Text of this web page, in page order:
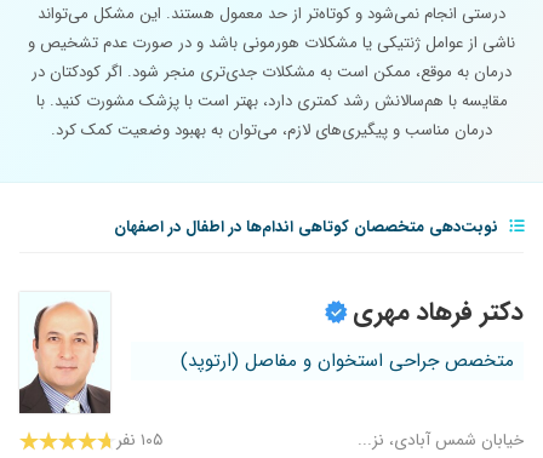
درستی انجام نمی‌شود و کوتاه‌تر از حد معمول هستند. این مشکل می‌تواند
ناشی از عوامل ژنتیکی یا مشکلات هورمونی باشد و در صورت عدم تشخیص و
درمان به موقع، ممکن است به مشکلات جدی‌تری منجر شود. اگر کودکتان در
مقایسه با هم‌سالانش رشد کمتری دارد، بهتر است با پزشک مشورت کنید. با
درمان مناسب و پیگیری‌های لازم، می‌توان به بهبود وضعیت کمک کرد.
نوبت‌دهی متخصصان کوتاهی اندام‌ها در اطفال در اصفهان
دکتر فرهاد مهری
متخصص جراحی استخوان و مفاصل (ارتوپد)
خیابان شمس آبادی، نز... ۱۰۵ نفر